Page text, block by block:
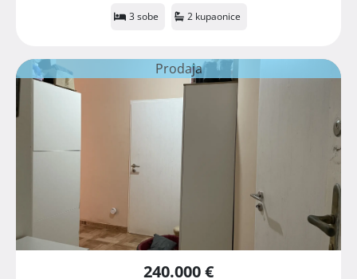
3 sobe 2 kupaonice
Prodaja
240.000 €